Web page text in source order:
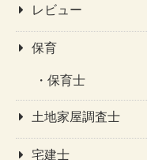
レビュー
保育
保育士
土地家屋調査士
宅建士